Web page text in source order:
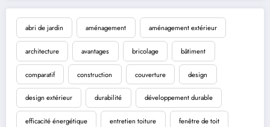
abri de jardin aménagement aménagement extérieur
architecture avantages bricolage bâtiment
comparatif construction couverture design
design extérieur durabilité développement durable
efficacité énergétique entretien toiture fenêtre de toit